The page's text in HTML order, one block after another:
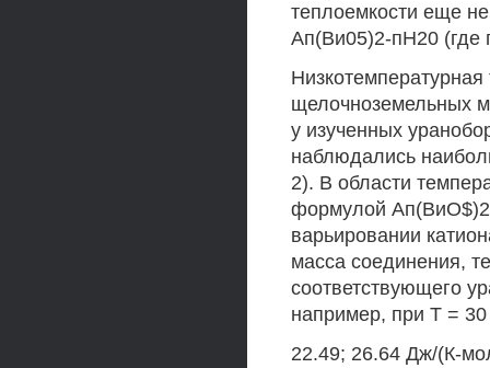
теплоемкости еще
Ап(Ви05)2-пН20
щелочноземельных
у изученных
наблюдались
2). В области
формулой Ап(ВиО$)2
варьировании
масса соединения,
соответствующего
например, при Т =
22.49; 26.64 Дж/(К-